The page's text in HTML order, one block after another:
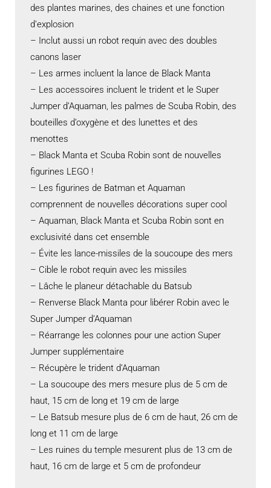
des plantes marines, des chaines et une fonction
d’explosion
– Inclut aussi un robot requin avec des doubles
canons laser
– Les armes incluent la lance de Black Manta
– Les accessoires incluent le trident et le Super
Jumper d’Aquaman, les palmes de Scuba Robin, des
bouteilles d’oxygène et des lunettes et des
menottes
– Black Manta et Scuba Robin sont de nouvelles
figurines LEGO !
– Les figurines de Batman et Aquaman
comprennent de nouvelles décorations super cool
– Aquaman, Black Manta et Scuba Robin sont en
exclusivité dans cet ensemble
– Évite les lance-missiles de la soucoupe des mers
– Cible le robot requin avec les missiles
– Lâche le planeur détachable du Batsub
– Renverse Black Manta pour libérer Robin avec le
Super Jumper d’Aquaman
– Réarrange les colonnes pour une action Super
Jumper supplémentaire
– Récupère le trident d’Aquaman
– La soucoupe des mers mesure plus de 5 cm de
haut, 15 cm de long et 19 cm de large
– Le Batsub mesure plus de 6 cm de haut, 26 cm de
long et 11 cm de large
– Les ruines du temple mesurent plus de 13 cm de
haut, 16 cm de large et 5 cm de profondeur